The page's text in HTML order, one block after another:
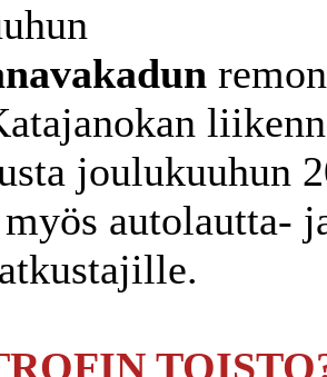
joulukuuhun
autolautta-